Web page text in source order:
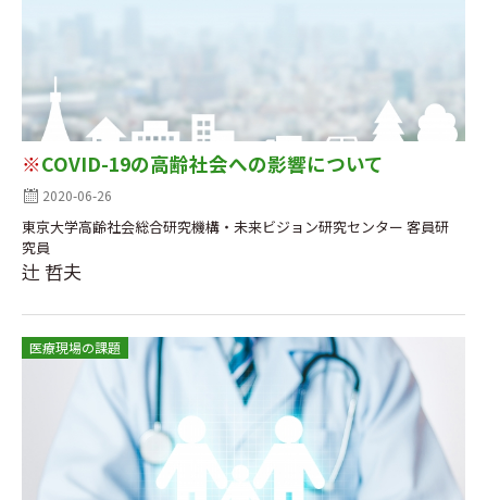
※COVID-19の高齢社会への影響について
2020-06-26
東京大学高齢社会総合研究機構・未来ビジョン研究センター 客員研
究員
辻 哲夫
医療現場の課題